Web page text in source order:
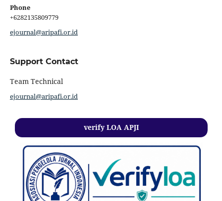
Phone
+6282135809779
ejournal@aripafi.or.id
Support Contact
Team Technical
ejournal@aripafi.or.id
verify LOA APJI